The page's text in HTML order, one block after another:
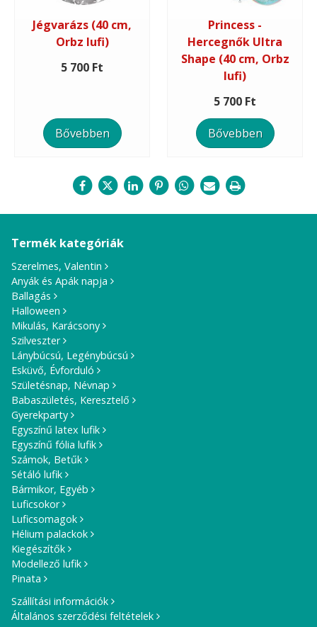
Jégvarázs (40 cm,
Orbz lufi)
5 700 Ft
Bővebben
Princess -
Hercegnők Ultra
Shape (40 cm, Orbz
lufi)
5 700 Ft
Bővebben
Termék kategóriák
Szerelmes, Valentin
Anyák és Apák napja
Ballagás
Halloween
Mikulás, Karácsony
Szilveszter
Lánybúcsú, Legénybúcsú
Esküvő, Évforduló
Születésnap, Névnap
Babaszületés, Keresztelő
Gyerekparty
Egyszínű latex lufik
Egyszínű fólia lufik
Számok, Betűk
Sétáló lufik
Bármikor, Egyéb
Luficsokor
Luficsomagok
Hélium palackok
Kiegészítők
Modellező lufik
Pinata
Szállítási információk
Általános szerződési feltételek